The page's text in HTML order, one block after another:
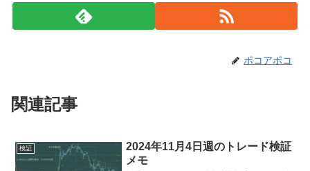
ポコアポコ
関連記事
検証
2024年11月4日週のトレード検証
メモ